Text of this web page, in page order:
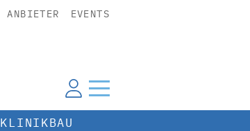
ANBIETER EVENTS
KLINIKBAU